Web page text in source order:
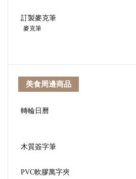
訂製麥克筆
麥克筆
美食周邊商品
轉輪日曆
木質簽字筆
PVC軟膠萬字夾